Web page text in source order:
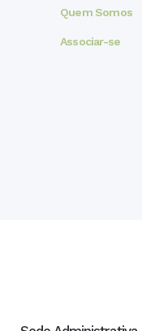
Quem Somos
Associar-se